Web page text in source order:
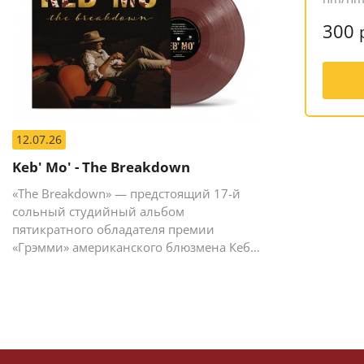
12.07.26
Keb' Mo' - The Breakdown
«The Breakdown» — предстоящий 17-й
сольный студийный альбом
пятикратного обладателя премии
«Грэмми» американского блюзмена Кеба
300